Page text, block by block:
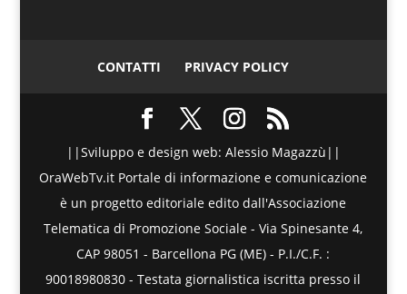
CONTATTI PRIVACY POLICY
||Sviluppo e design web: Alessio Magazzù||
OraWebTv.it Portale di informazione e comunicazione
è un progetto editoriale edito dall'Associazione
Telematica di Promozione Sociale - Via Spinesante 4,
CAP 98051 - Barcellona PG (ME) - P.I./C.F. :
90018980830 - Testata giornalistica iscritta presso il